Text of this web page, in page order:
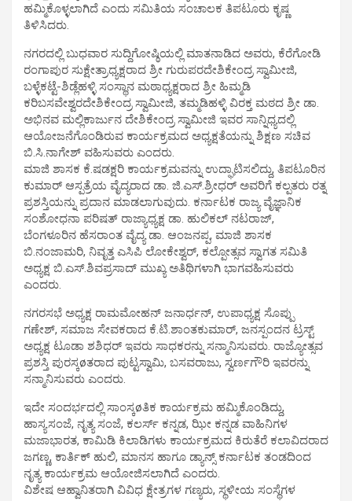
ಹಮ್ಮಿಕೊಳ್ಳಲಾಗಿದೆ ಎಂದು ಸಮಿತಿಯ ಸಂಚಾಲಕ ತಿಪಟೂರು ಕೃಷ್ಣ
ತಿಳಿಸಿದರು.
ನಗರದಲ್ಲಿ ಬುಧವಾರ ಸುದ್ದಿಗೋಷ್ಠಿಯಲ್ಲಿ ಮಾತನಾಡಿದ ಅವರು, ಕೆರೆಗೋಡಿ
ರಂಗಾಪುರ ಸುಕ್ಷೇತ್ರಾಧ್ಯಕ್ಷರಾದ ಶ್ರೀ ಗುರುಪರದೇಶಿಕೇಂದ್ರ ಸ್ವಾಮೀಜಿ,
ಬಳ್ಳೆಕಟ್ಟೆ-ಶಿಡ್ಲೆಹಳ್ಳಿ ಸಂಸ್ಥಾನ ಮಠಾಧ್ಯಕ್ಷರಾದ ಶ್ರೀ ಹಿಮ್ಮಡಿ
ಕರಿಬಸವೇಶ್ವರದೇಶಿಕೇಂದ್ರ ಸ್ವಾಮೀಜಿ, ತಮ್ಮಡಿಹಳ್ಳಿ ವಿರಕ್ತ ಮಠದ ಶ್ರೀ ಡಾ.
ಅಭಿನವ ಮಲ್ಲಿಕಾರ್ಜುನ ದೇಶಿಕೇಂದ್ರ ಸ್ವಾಮೀಜಿ ಇವರ ಸಾನ್ನಿಧ್ಯದಲ್ಲಿ
ಆಯೋಜನೆಗೊಂಡಿರುವ ಕಾರ್ಯಕ್ರಮದ ಅಧ್ಯಕ್ಷತೆಯನ್ನು ಶಿಕ್ಷಣ ಸಚಿವ
ಬಿ.ಸಿ.ನಾಗೇಶ್ ವಹಿಸುವರು ಎಂದರು.
ಮಾಜಿ ಶಾಸಕ ಕೆ.ಷಡಕ್ಷರಿ ಕಾರ್ಯಕ್ರಮವನ್ನು ಉದ್ಘಾಟಿಸಲಿದ್ದು, ತಿಪಟೂರಿನ
ಕುಮಾರ್ ಆಸ್ಪತ್ರೆಯ ವೈದ್ಯರಾದ ಡಾ. ಜಿ.ಎಸ್.ಶ್ರೀಧರ್ ಅವರಿಗೆ ಕಲ್ಪತರು ರತ್ನ
ಪ್ರಶಸ್ತಿಯನ್ನು ಪ್ರದಾನ ಮಾಡಲಾಗುವುದು. ಕರ್ನಾಟಕ ರಾಜ್ಯ ವೈಜ್ಞಾನಿಕ
ಸಂಶೋಧನಾ ಪರಿಷತ್ ರಾಜ್ಯಾಧ್ಯಕ್ಷ ಡಾ. ಹುಲಿಕಲ್ ನಟರಾಜ್,
ಬೆಂಗಳೂರಿನ ಹೆಸರಾಂತ ವೈದ್ಯ ಡಾ. ಆಂಜನಪ್ಪ, ಮಾಜಿ ಶಾಸಕ
ಬಿ.ನಂಜಾಮರಿ, ನಿವೃತ್ತ ಎಸಿಪಿ ಲೋಕೇಶ್ವರ್, ಕಲ್ಪೋತ್ಸವ ಸ್ವಾಗತ ಸಮಿತಿ
ಅಧ್ಯಕ್ಷ ಬಿ.ಎಸ್.ಶಿವಪ್ರಸಾದ್ ಮುಖ್ಯ ಅತಿಥಿಗಳಾಗಿ ಭಾಗವಹಿಸುವರು
ಎಂದರು.
ನಗರಸಭೆ ಅಧ್ಯಕ್ಷ ರಾಮಮೋಹನ್ ಜನಾರ್ಧನ್, ಉಪಾಧ್ಯಕ್ಷ ಸೊಪ್ಪು
ಗಣೇಶ್, ಸಮಾಜ ಸೇವಕರಾದ ಕೆ.ಟಿ.ಶಾಂತಕುಮಾರ್, ಜನಸ್ಪಂದನ ಟ್ರಸ್ಟ್
ಅಧ್ಯಕ್ಷ ಟೂಡಾ ಶಶಿಧರ್ ಇವರು ಸಾಧಕರನ್ನು ಸನ್ಮಾನಿಸುವರು. ರಾಜ್ಯೋತ್ಸವ
ಪ್ರಶಸ್ತಿ ಪುರಸ್ಕøತರಾದ ಪುಟ್ಟಸ್ವಾಮಿ, ಬಸವರಾಜು, ಸ್ವರ್ಣಗೌರಿ ಇವರನ್ನು
ಸನ್ಮಾನಿಸುವರು ಎಂದರು.
ಇದೇ ಸಂದರ್ಭದಲ್ಲಿ ಸಾಂಸ್ಕøತಿಕ ಕಾರ್ಯಕ್ರಮ ಹಮ್ಮಿಕೊಂಡಿದ್ದು,
ಹಾಸ್ಯಸಂಜೆ, ನೃತ್ಯ ಸಂಜೆ, ಕಲರ್ಸ್ ಕನ್ನಡ, ಝೀ ಕನ್ನಡ ವಾಹಿನಿಗಳ
ಮಜಾಭಾರತ, ಕಾಮಿಡಿ ಕಿಲಾಡಿಗಳು ಕಾರ್ಯಕ್ರಮದ ಕಿರುತೆರೆ ಕಲಾವಿದರಾದ
ಜಗಣ್ಣ, ಕಾರ್ತಿಕ್ ಹುಲಿ, ಮಾನಸ ಹಾಗೂ ಡ್ಯಾನ್ಸ್ ಕರ್ನಾಟಕ ತಂಡದಿಂದ
ನೃತ್ಯ ಕಾರ್ಯಕ್ರಮ ಆಯೋಜಿಸಲಾಗಿದೆ ಎಂದರು.
ವಿಶೇಷ ಆಹ್ವಾನಿತರಾಗಿ ವಿವಿಧ ಕ್ಷೇತ್ರಗಳ ಗಣ್ಯರು, ಸ್ಥಳೀಯ ಸಂಸ್ಥೆಗಳ